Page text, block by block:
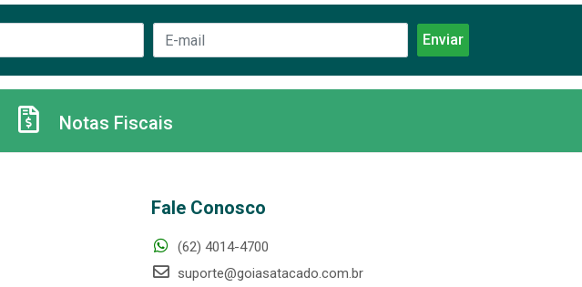
Notas Fiscais
Fale Conosco
(62) 4014-4700
suporte@goiasatacado.com.br